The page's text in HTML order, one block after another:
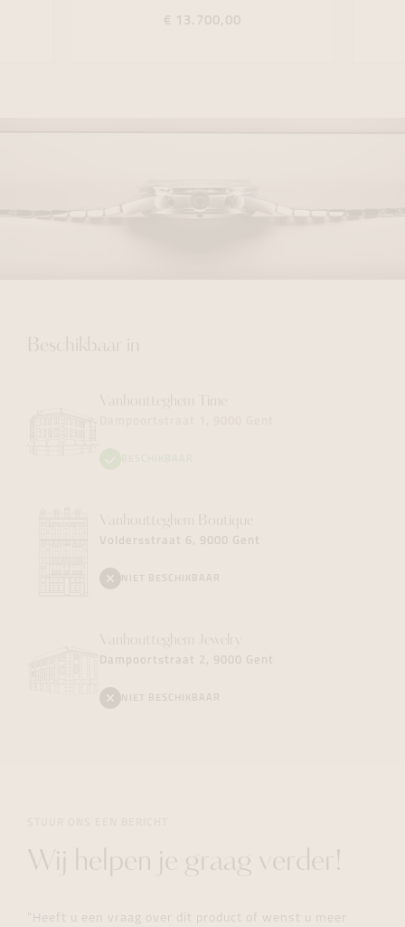
€ 13.700,00
Beschikbaar in
Vanhoutteghem Time
Vanhoutteghem Boutique
Voldersstraat 6, 9000 Gent
NIET BESCHIKBAAR
Vanhoutteghem Jewelry
Dampoortstraat 2, 9000 Gent
NIET BESCHIKBAAR
Wij helpen je graag verder!
"Heeft u een vraag over dit product of wenst u meer